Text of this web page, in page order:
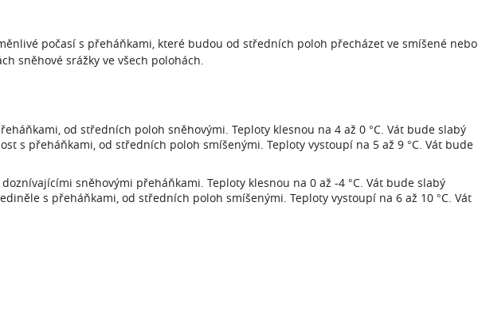
počasí s přeháňkami, které budou od středních poloh přecházet ve smíšené nebo
sněhové srážky ve všech polohách.
od středních poloh sněhovými. Teploty klesnou na 4 až 0 °C. Vát bude slabý
s přeháňkami, od středních poloh smíšenými. Teploty vystoupí na 5 až 9 °C. Vát bude
sněhovými přeháňkami. Teploty klesnou na 0 až -4 °C. Vát bude slabý
s přeháňkami, od středních poloh smíšenými. Teploty vystoupí na 6 až 10 °C. Vát